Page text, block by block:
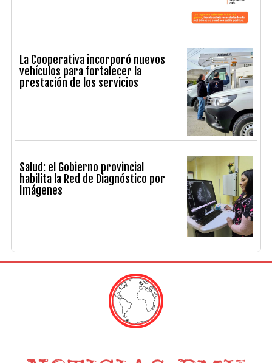
La Cooperativa incorporó nuevos
vehículos para fortalecer la
prestación de los servicios
Salud: el Gobierno provincial
habilita la Red de Diagnóstico por
Imágenes